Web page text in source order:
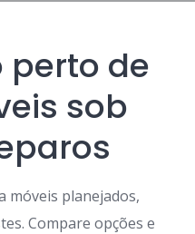
perto de
sob
móveis planejados,
Compare opções e